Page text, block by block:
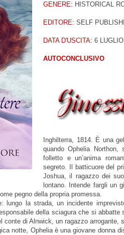
GENERE: HISTORICAL
EDITORE: SELF
DATA D'USCITA: 6
AUTOCONCLUSIVO
Inghilterra, 1814. È una
quando Ophelia Northon,
folletto e un’anima
segreto. Il batticuore del
Joshua, il ragazzo dei
lontano. Intende fargli un
pegno della propria promessa.
lungo la strada, un incidente
della sciagura che si
conte di Alnwick, un ragazzo arrogante,
notte, Ophelia è una giovane donna